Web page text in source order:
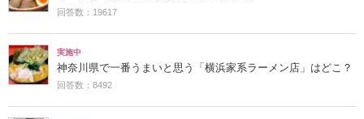
回答数：19617
実施中
神奈川県で一番うまいと思う「横浜家系ラーメン店」はどこ？
回答数：8492